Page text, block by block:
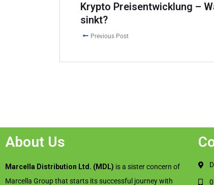
Krypto Preisentwicklung –
sinkt?
Previous Post
About Us
Marcella Distribution Ltd. (MDL) is a sister concern of
Marcella Group that starts its successful journey with